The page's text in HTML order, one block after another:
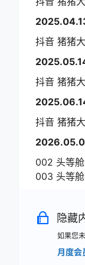
抖音 猪猪
抖音 猪猪
抖音 猪猪
002 头等
003 头等
隐藏
如果您
月度会